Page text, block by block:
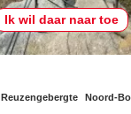
Ik wil daar naar toe
Reuzengebergte Noord-